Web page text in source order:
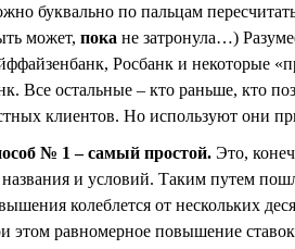
буквально по пальцам
может, пока не затронула…)
Росбанк и некоторые
Все остальные – кто раньше, кто
клиентов. Но используют они
№ 1 – самый простой. Это,
и условий. Таким путем
колеблется от нескольких
этом равномерное повышение